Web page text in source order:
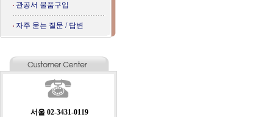
관공서 물품구입
자주 묻는 질문 / 답변
서울 02-3431-0119